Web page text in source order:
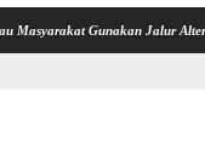
Gunakan Jalur Alternatif